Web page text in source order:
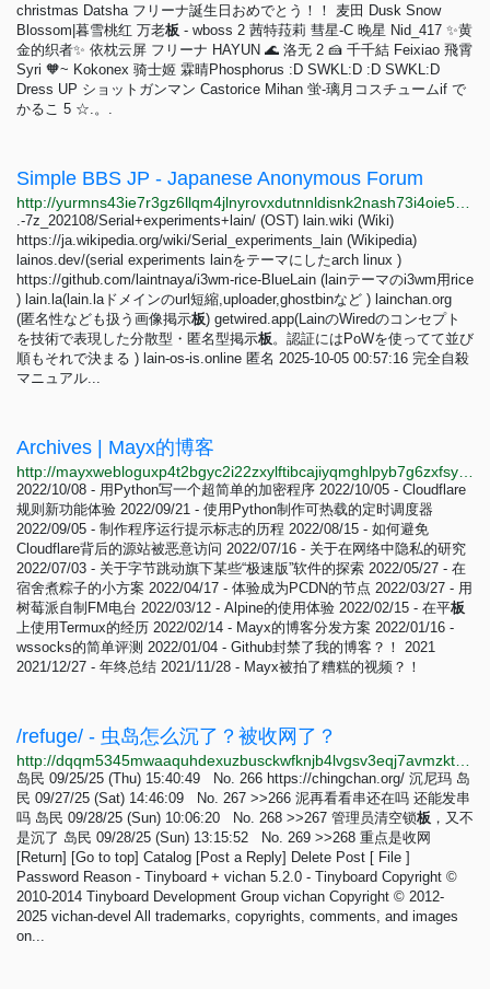
christmas Datsha フリーナ誕生日おめでとう！！ 麦田 Dusk Snow
Blossom|暮雪桃红 万老板 - wboss 2 茜特菈莉 彗星-C 晚星 Nid_417 ✨黄
金的织者✨ 依枕云屏 フリーナ HAYUN 🌊 洛无 2 🍰 千千結 Feixiao 飛霄
Syri 🧡~ Kokonex 骑士姬 霖晴Phosphorus :D SWKL:D :D SWKL:D
Dress UP ショットガンマン Castorice Mihan 蛍-璃月コスチュームif で
かるこ 5 ☆.。.
Simple BBS JP - Japanese Anonymous Forum
.-7z_202108/Serial+experiments+lain/ (OST) lain.wiki (Wiki)
https://ja.wikipedia.org/wiki/Serial_experiments_lain (Wikipedia)
lainos.dev/(serial experiments lainをテーマにしたarch linux )
https://github.com/laintnaya/i3wm-rice-BlueLain (lainテーマのi3wm用rice
) lain.la(lain.laドメインのurl短縮,uploader,ghostbinなど ) lainchan.org
(匿名性なども扱う画像掲示板) getwired.app(LainのWiredのコンセプト
を技術で表現した分散型・匿名型掲示板。認証にはPoWを使ってて並び
順もそれで決まる ) lain-os-is.online 匿名 2025-10-05 00:57:16 完全自殺
マニュアル...
Archives | Mayx的博客
2022/10/08 - 用Python写一个超简单的加密程序 2022/10/05 - Cloudflare
规则新功能体验 2022/09/21 - 使用Python制作可热载的定时调度器
2022/09/05 - 制作程序运行提示标志的历程 2022/08/15 - 如何避免
Cloudflare背后的源站被恶意访问 2022/07/16 - 关于在网络中隐私的研究
2022/07/03 - 关于字节跳动旗下某些“极速版”软件的探索 2022/05/27 - 在
宿舍煮粽子的小方案 2022/04/17 - 体验成为PCDN的节点 2022/03/27 - 用
树莓派自制FM电台 2022/03/12 - Alpine的使用体验 2022/02/15 - 在平板
上使用Termux的经历 2022/02/14 - Mayx的博客分发方案 2022/01/16 -
wssocks的简单评测 2022/01/04 - Github封禁了我的博客？！ 2021
2021/12/27 - 年终总结 2021/11/28 - Mayx被拍了糟糕的视频？！
/refuge/ - 虫岛怎么沉了？被收网了？
岛民 09/25/25 (Thu) 15:40:49 No. 266 https://chingchan.org/ 沉尼玛 岛
民 09/27/25 (Sat) 14:46:09 No. 267 >>266 泥再看看串还在吗 还能发串
吗 岛民 09/28/25 (Sun) 10:06:20 No. 268 >>267 管理员清空锁板 ，又不
是沉了 岛民 09/28/25 (Sun) 13:15:52 No. 269 >>268 重点是收网
[Return] [Go to top] Catalog [Post a Reply] Delete Post [ File ]
Password Reason - Tinyboard + vichan 5.2.0 - Tinyboard Copyright ©
2010-2014 Tinyboard Development Group vichan Copyright © 2012-
2025 vichan-devel All trademarks, copyrights, comments, and images
on...